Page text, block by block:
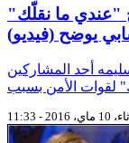
"عندي ما نقلّك"
يوضح (فيديو)
أحد المشاركين
2016 - 11:33